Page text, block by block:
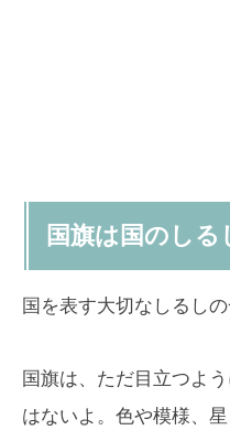
国旗は国のしる
国を表す大切なしるしの
国旗は、ただ目立つよ
はないよ。色や模様、